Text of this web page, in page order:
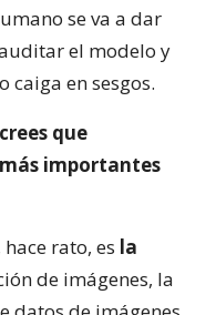
se va a dar
el modelo y
en sesgos.
que
importantes
rato, es la
de imágenes, la